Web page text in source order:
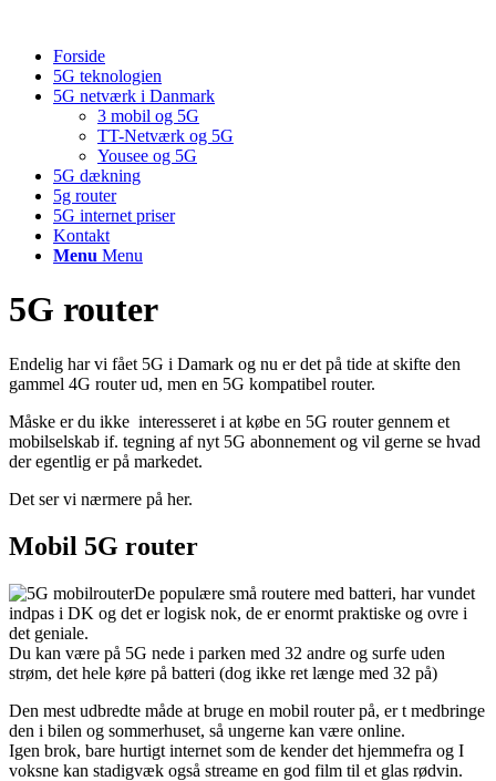
Forside
5G teknologien
5G netværk i Danmark
3 mobil og 5G
TT-Netværk og 5G
Yousee og 5G
5G dækning
5g router
5G internet priser
Kontakt
Menu Menu
5G router
Endelig har vi fået 5G i Damark og nu er det på tide at skifte den
gammel 4G router ud, men en 5G kompatibel router.
Måske er du ikke interesseret i at købe en 5G router gennem et
mobilselskab if. tegning af nyt 5G abonnement og vil gerne se hvad
der egentlig er på markedet.
Det ser vi nærmere på her.
Mobil 5G router
De populære små routere med batteri, har vundet
indpas i DK og det er logisk nok, de er enormt praktiske og ovre i
det geniale.
Du kan være på 5G nede i parken med 32 andre og surfe uden
strøm, det hele køre på batteri (dog ikke ret længe med 32 på)
Den mest udbredte måde at bruge en mobil router på, er t medbringe
den i bilen og sommerhuset, så ungerne kan være online.
Igen brok, bare hurtigt internet som de kender det hjemmefra og I
voksne kan stadigvæk også streame en god film til et glas rødvin.